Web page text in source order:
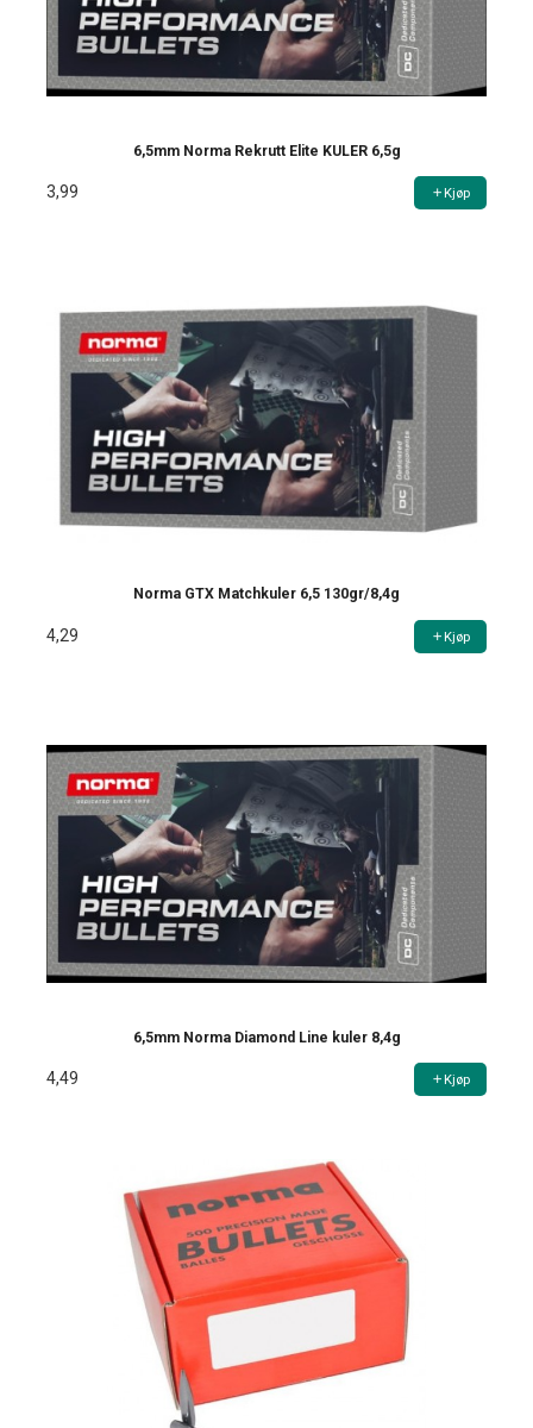
6,5mm Norma Rekrutt Elite KULER 6,5g
3,99 Kjøp
Norma GTX Matchkuler 6,5 130gr/8,4g
4,29 Kjøp
6,5mm Norma Diamond Line kuler 8,4g
4,49 Kjøp